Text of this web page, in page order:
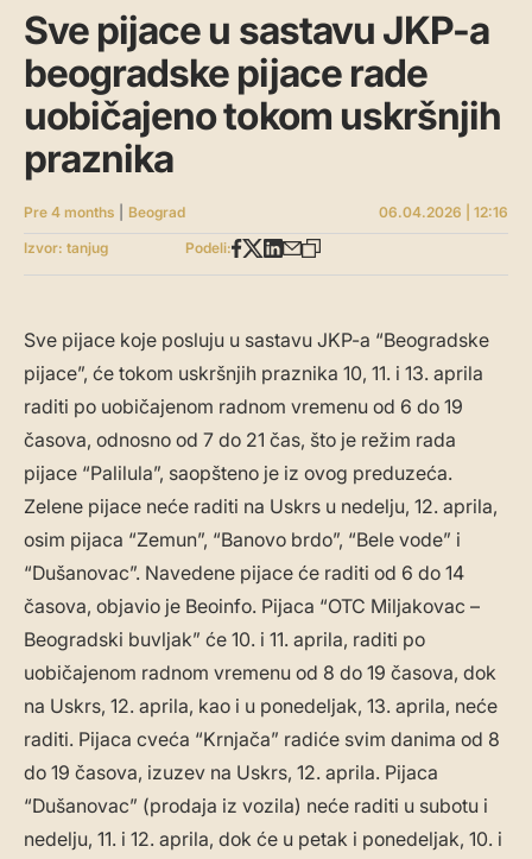
Sve pijace u sastavu JKP-a
beogradske pijace rade
uobičajeno tokom uskršnjih
praznika
Pre 4 months Beograd
06.04.2026 | 12:16
Izvor: tanjug
Podeli:
Sve pijace koje posluju u sastavu JKP-a “Beogradske
pijace”, će tokom uskršnjih praznika 10, 11. i 13. aprila
raditi po uobičajenom radnom vremenu od 6 do 19
časova, odnosno od 7 do 21 čas, što je režim rada
pijace “Palilula”, saopšteno je iz ovog preduzeća.
Zelene pijace neće raditi na Uskrs u nedelju, 12. aprila,
osim pijaca “Zemun”, “Banovo brdo”, “Bele vode” i
“Dušanovac”. Navedene pijace će raditi od 6 do 14
časova, objavio je Beoinfo. Pijaca “OTC Miljakovac –
Beogradski buvljak” će 10. i 11. aprila, raditi po
uobičajenom radnom vremenu od 8 do 19 časova, dok
na Uskrs, 12. aprila, kao i u ponedeljak, 13. aprila, neće
raditi. Pijaca cveća “Krnjača” radiće svim danima od 8
do 19 časova, izuzev na Uskrs, 12. aprila. Pijaca
“Dušanovac” (prodaja iz vozila) neće raditi u subotu i
nedelju, 11. i 12. aprila, dok će u petak i ponedeljak, 10. i